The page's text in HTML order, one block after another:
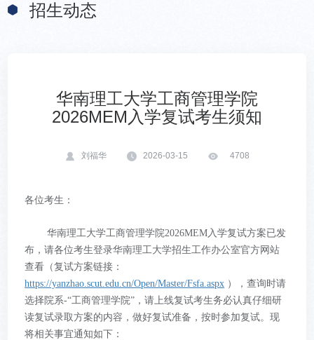
招生动态
华南理工大学工商管理学院
2026MEM入学复试考生须知
刘福华 2026-03-15 4708
各位考生：
华南理工大学工商管理学院2026MEM入学复试方案已发
布，请各位考生登录华南理工大学招生工作办公室官方网站
查看（复试方案链接：
https://yanzhao.scut.edu.cn/Open/Master/Fsfa.aspx ），查询时请
选择院系-“工商管理学院”，请上线复试考生务必认真仔细研
读复试录取方案的内容，做好复试准备，按时参加复试。现
将相关事宜通知如下：